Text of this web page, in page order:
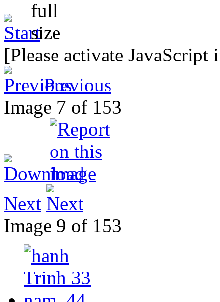
[Please activate
Previous
Image 7 of 153
Next
Image 9 of 153